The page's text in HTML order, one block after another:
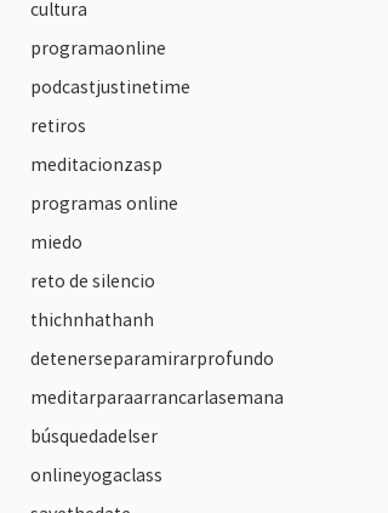
cultura
programaonline
podcastjustinetime
retiros
meditacionzasp
programas online
miedo
reto de silencio
thichnhathanh
detenerseparamirarprofundo
meditarparaarrancarlasemana
búsquedadelser
onlineyogaclass